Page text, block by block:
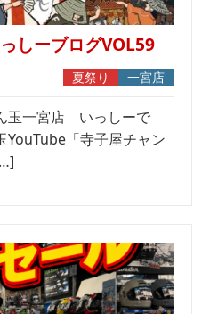
しーブログVOL59
夏祭り 一宮店
玉一宮店 いっしーで
YouTube「寺子屋チャン